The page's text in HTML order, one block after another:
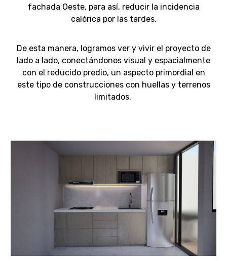
fachada Oeste, para así, reducir la incidencia
calórica por las tardes.
De esta manera, logramos ver y vivir el proyecto de
lado a lado, conectándonos visual y espacialmente
con el reducido predio, un aspecto primordial en
este tipo de construcciones con huellas y terrenos
limitados.